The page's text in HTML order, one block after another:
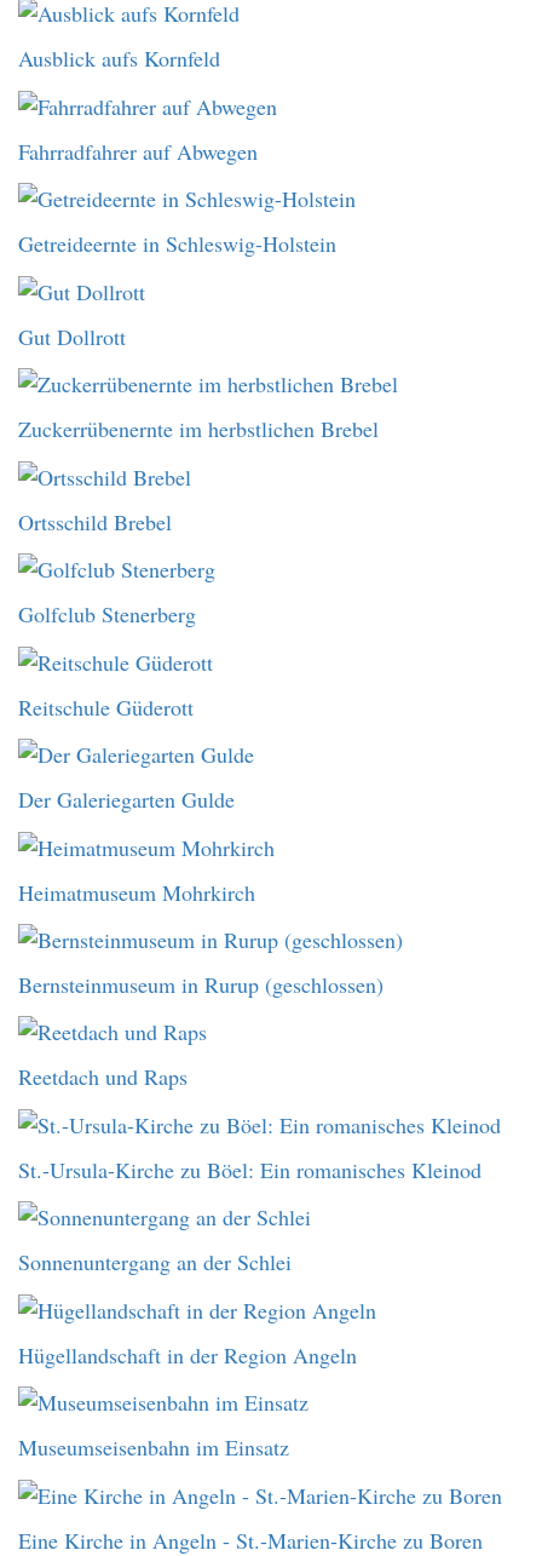
Ausblick aufs Kornfeld
Fahrradfahrer auf Abwegen
Getreideernte in Schleswig-Holstein
Gut Dollrott
Zuckerrübenernte im herbstlichen Brebel
Ortsschild Brebel
Golfclub Stenerberg
Reitschule Güderott
Der Galeriegarten Gulde
Heimatmuseum Mohrkirch
Bernsteinmuseum in Rurup (geschlossen)
Reetdach und Raps
St.-Ursula-Kirche zu Böel: Ein romanisches Kleinod
Sonnenuntergang an der Schlei
Hügellandschaft in der Region Angeln
Museumseisenbahn im Einsatz
Eine Kirche in Angeln - St.-Marien-Kirche zu Boren